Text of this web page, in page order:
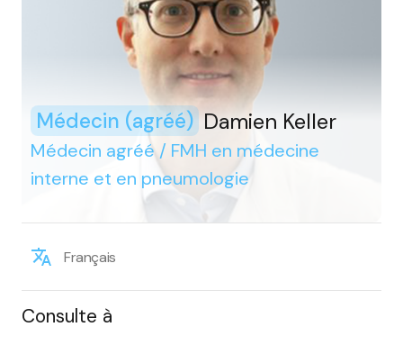
Médecin (agréé) Damien Keller
Médecin agréé / FMH en médecine
interne et en pneumologie
Français
Consulte à